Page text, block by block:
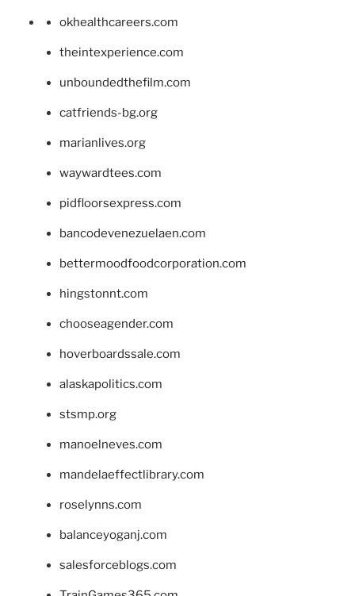
okhealthcareers.com
theintexperience.com
unboundedthefilm.com
catfriends-bg.org
marianlives.org
waywardtees.com
pidfloorsexpress.com
bancodevenezuelaen.com
bettermoodfoodcorporation.com
hingstonnt.com
chooseagender.com
hoverboardssale.com
alaskapolitics.com
stsmp.org
manoelneves.com
mandelaeffectlibrary.com
roselynns.com
balanceyoganj.com
salesforceblogs.com